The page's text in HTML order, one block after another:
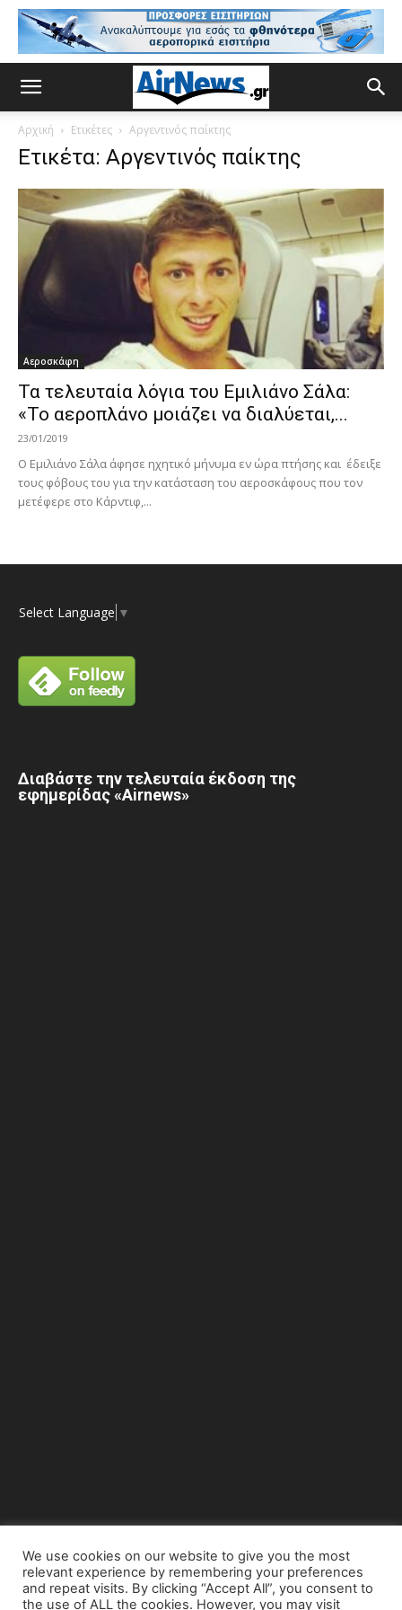
Αρχική Ετικέτες Αργεντινός παίκτης
Ετικέτα: Αργεντινός παίκτης
Αεροσκάφη
Τα τελευταία λόγια του Εμιλιάνο Σάλα:
«Το αεροπλάνο μοιάζει να διαλύεται,...
23/01/2019
Ο Εμιλιάνο Σάλα άφησε ηχητικό μήνυμα εν ώρα πτήσης και έδειξε
τους φόβους του για την κατάσταση του αεροσκάφους που τον
μετέφερε στο Κάρντιφ,...
Select Language ▼
Διαβάστε την τελευταία έκδοση της
εφημερίδας «Airnews»
© Copyright 2015 - www.airnews.gr
We use cookies on our website to give you the most
relevant experience by remembering your preferences
and repeat visits. By clicking “Accept All”, you consent to
the use of ALL the cookies. However, you may visit